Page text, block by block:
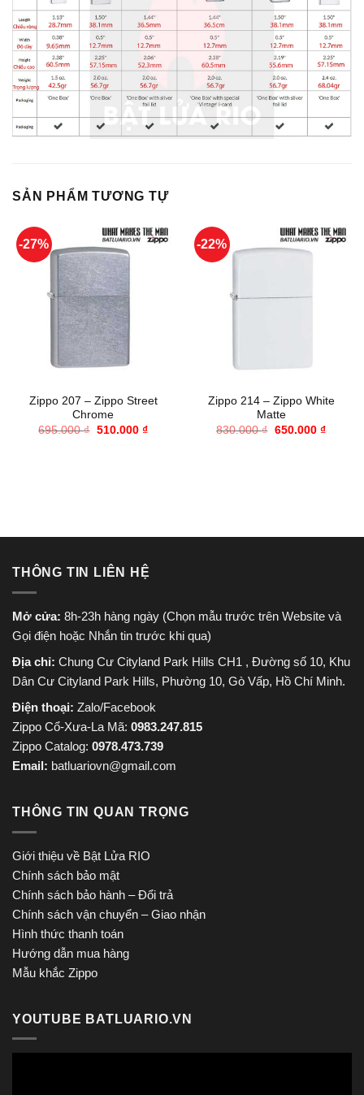
SẢN PHẨM TƯƠNG TỰ
-27%
Zippo 207 – Zippo Street
Chrome
695.000₫ Giá
510.000 ₫Giá
-22%
Zippo 214 – Zippo White
Matte
830.000₫ Giá
650.000 ₫Giá
THÔNG TIN LIÊN HỆ
Mở cửa: 8h-23h hàng ngày (Chọn mẫu trước trên Website và
Gọi điện hoặc Nhắn tin trước khi qua)
Địa chỉ: Chung Cư Cityland Park Hills CH1 , Đường số 10, Khu
Dân Cư Cityland Park Hills, Phường 10, Gò Vấp, Hồ Chí Minh.
Điện thoại: Zalo/Facebook
Zippo Cổ-Xưa-La Mã: 0983.247.815
Zippo Catalog: 0978.473.739
Email: batluariovn@gmail.com
THÔNG TIN QUAN TRỌNG
Giới thiệu về Bật Lửa RIO
Chính sách bảo mật
Chính sách bảo hành – Đổi trả
Chính sách vận chuyển – Giao nhận
Hình thức thanh toán
Hướng dẫn mua hàng
Mẫu khắc Zippo
YOUTUBE BATLUARIO.VN